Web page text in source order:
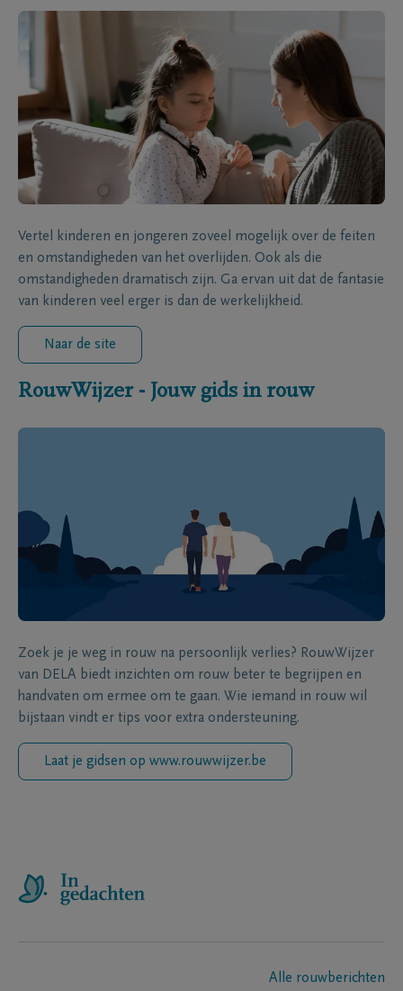
Vertel kinderen en jongeren zoveel mogelijk over de feiten
en omstandigheden van het overlijden. Ook als die
omstandigheden dramatisch zijn. Ga ervan uit dat de fantasie
van kinderen veel erger is dan de werkelijkheid.
Naar de site
RouwWijzer - Jouw gids in rouw
Zoek je je weg in rouw na persoonlijk verlies? RouwWijzer
van DELA biedt inzichten om rouw beter te begrijpen en
handvaten om ermee om te gaan. Wie iemand in rouw wil
bijstaan vindt er tips voor extra ondersteuning.
Laat je gidsen op www.rouwwijzer.be
Alle rouwberichten